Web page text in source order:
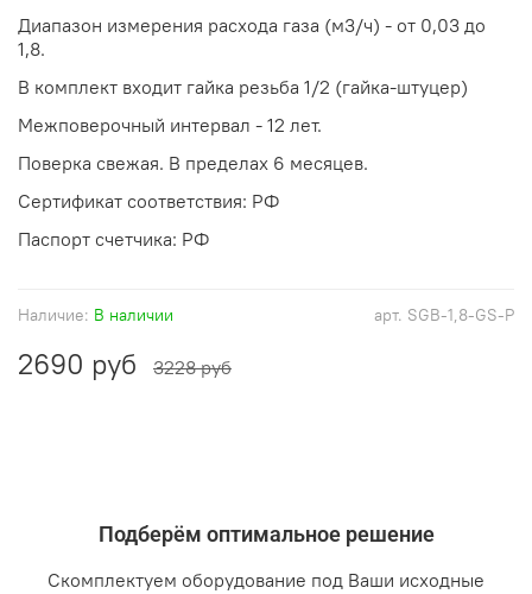
арт. SGB-1,8-GS-P
Наличие: В наличии
2690 руб 3228 руб
Диапазон измерения расхода газа (м3/ч) - от 0,03 до
1,8.
В комплект входит гайка резьба 1/2 (гайка-штуцер)
Межповерочный интервал - 12 лет.
Поверка свежая. В пределах 6 месяцев.
Сертификат соответствия: РФ
Паспорт счетчика: РФ
Подберём оптимальное решение
Скомплектуем оборудование под Ваши исходные